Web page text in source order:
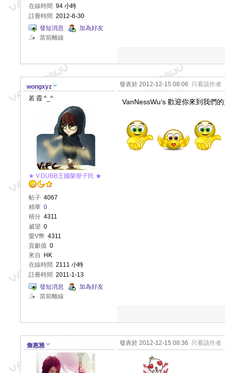
在線時間 94 小時
註冊時間 2012-8-30
發短消息
加為好友
當前離線
wongxyz
若 霞 ^_^
★ V.DUBB王國榮譽子民 ★
帖子 4067
精華 0
積分 4311
威望 0
愛V幣 4311
貢獻值 0
來自
HK
在線時間 2111 小時
註冊時間 2011-1-13
發短消息
加為好友
當前離線
發表於 2012-12-15 08:06 只看該作者
VanNessWu‘s 歡迎你來到我們
詹惠雅 發表於 2012-12-15 08:36 只看該作者